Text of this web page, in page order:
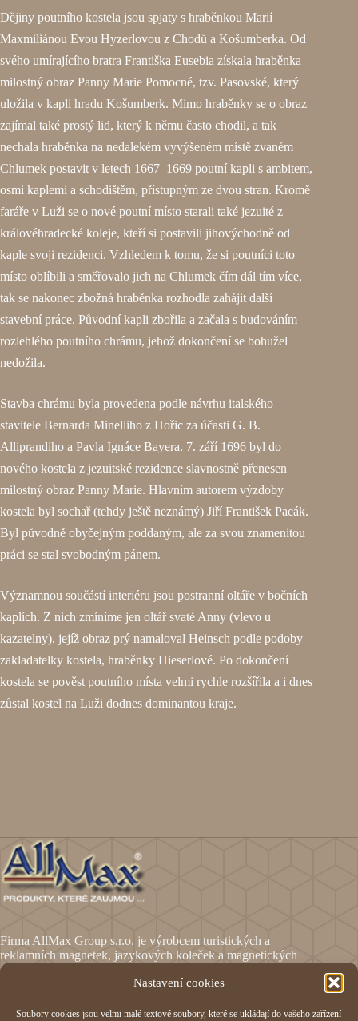
Nastavení cookies
Soubory cookies jsou velmi malé textové soubory, které se ukládají do vašeho zařízení
Dějiny poutního kostela jsou spjaty s hraběnkou Marií
Maxmiliánou Evou Hyzerlovou z Chodů a Košumberka. Od
svého umírajícího bratra Františka Eusebia získala hraběnka
milostný obraz Panny Marie Pomocné, tzv. Pasovské, který
uložila v kapli hradu Košumberk. Mimo hraběnky se o obraz
zajímal také prostý lid, který k němu často chodil, a tak
nechala hraběnka na nedalekém vyvýšeném místě zvaném
Chlumek postavit v letech 1667–1669 poutní kapli s ambitem,
osmi kaplemi a schodištěm, přístupným ze dvou stran. Kromě
faráře v Luži se o nové poutní místo starali také jezuité z
královéhradecké koleje, kteří si postavili jihovýchodně od
kaple svoji rezidenci. Vzhledem k tomu, že si poutníci toto
místo oblíbili a směřovalo jich na Chlumek čím dál tím více,
tak se nakonec zbožná hraběnka rozhodla zahájit další
stavební práce. Původní kapli zbořila a začala s budováním
rozlehlého poutního chrámu, jehož dokončení se bohužel
nedožila.
Stavba chrámu byla provedena podle návrhu italského
stavitele Bernarda Minelliho z Hořic za účasti G. B.
Alliprandiho a Pavla Ignáce Bayera. 7. září 1696 byl do
nového kostela z jezuitské rezidence slavnostně přenesen
milostný obraz Panny Marie. Hlavním autorem výzdoby
kostela byl sochař (tehdy ještě neznámý) Jiří František Pacák.
Byl původně obyčejným poddaným, ale za svou znamenitou
práci se stal svobodným pánem.
Významnou součástí interiéru jsou postranní oltáře v bočních
kaplích. Z nich zmíníme jen oltář svaté Anny (vlevo u
kazatelny), jejíž obraz prý namaloval Heinsch podle podoby
zakladatelky kostela, hraběnky Hieserlové. Po dokončení
kostela se pověst poutního místa velmi rychle rozšířila a i dnes
zůstal kostel na Luži dodnes dominantou kraje.
Firma AllMax Group s.r.o. je výrobcem turistických a
reklamních magnetek, jazykových koleček a magnetických
fólií.